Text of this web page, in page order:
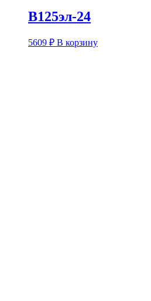
В125эл-24
5609 ₽ В корзину